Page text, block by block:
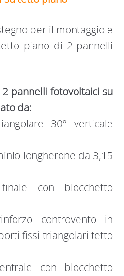
per il montaggio e
piano di 2 pannelli
pannelli fotovoltaici su
da:
30° verticale
longherone da 3,15
con blocchetto
controvento in
fissi triangolari tetto
con blocchetto